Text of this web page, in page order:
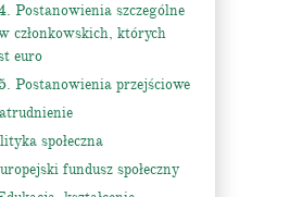
Postanowienia szczególne
członkowskich, których
euro
Postanowienia przejściowe
społeczna
fundusz społeczny